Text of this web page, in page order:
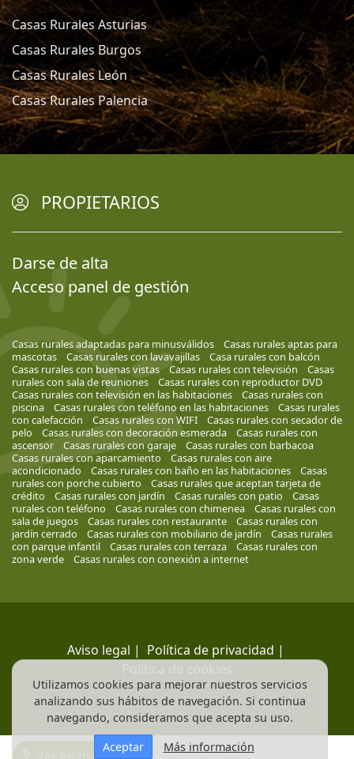
Casas Rurales Asturias
Casas Rurales Burgos
Casas Rurales León
Casas Rurales Palencia
PROPIETARIOS
Darse de alta
Acceso panel de gestión
Casas rurales adaptadas para minusválidos
Casas rurales aptas para
mascotas
Casas rurales con lavavajillas
Casa rurales con balcón
Casas rurales con buenas vistas
Casas rurales con televisión
Casas
rurales con sala de reuniones
Casas rurales con reproductor DVD
Casas rurales con televisión en las habitaciones
Casas rurales con
piscina
Casas rurales con teléfono en las habitaciones
Casas rurales
con calefacción
Casas rurales con WIFI
Casas rurales con secador de
pelo
Casas rurales con decoración esmerada
Casas rurales con
ascensor
Casas rurales con garaje
Casas rurales con barbacoa
Casas rurales con aparcamiento
Casas rurales con aire
acondicionado
Casas rurales con baño en las habitaciones
Casas
rurales con porche cubierto
Casas rurales que aceptan tarjeta de
crédito
Casas rurales con jardín Casas rurales con patio
Casas
rurales con teléfono
Casas rurales con chimenea
Casas rurales con
sala de juegos
Casas rurales con restaurante
Casas rurales con
jardín cerrado
Casas rurales con mobiliario de jardín
Casas rurales
con parque infantil
Casas rurales con terraza
Casas rurales con
zona verde
Casas rurales con conexión a internet
Aviso legal | Política de privacidad |
Política de cookies
Utilizamos cookies para mejorar nuestros servicios
analizando sus hábitos de navegación. Si continua
navegando, consideramos que acepta su uso.
Aceptar
Más información